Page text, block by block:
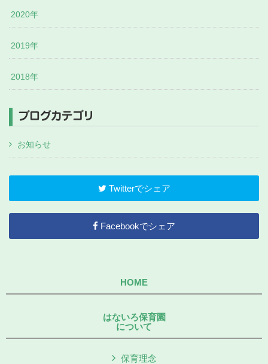
2020年
2019年
2018年
ブログカテゴリ
お知らせ
Twitterでシェア
Facebookでシェア
HOME
はないろ保育園
について
保育理念